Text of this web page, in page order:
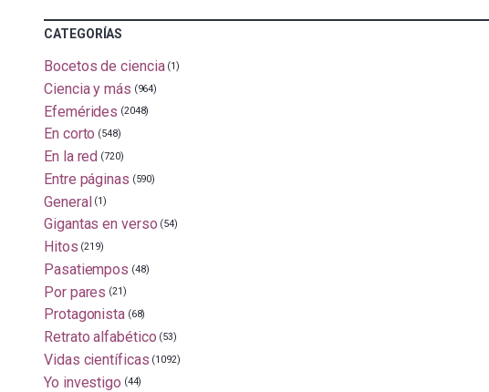
CATEGORÍAS
Bocetos de ciencia (1)
Ciencia y más (964)
Efemérides (2048)
En corto (548)
En la red (720)
Entre páginas (590)
General (1)
Gigantas en verso (54)
Hitos (219)
Pasatiempos (48)
Por pares (21)
Protagonista (68)
Retrato alfabético (53)
Vidas científicas (1092)
Yo investigo (44)